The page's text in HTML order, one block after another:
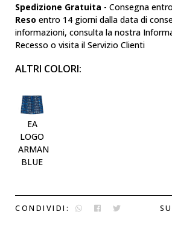
Spedizione Gratuita - Consegna
Reso entro 14 giorni dalla data di
informazioni, consulta la nostra
Recesso o visita il Servizio Clienti
ALTRI COLORI:
EA
LOGO
ARMANI
BLUE
CONDIVIDI: